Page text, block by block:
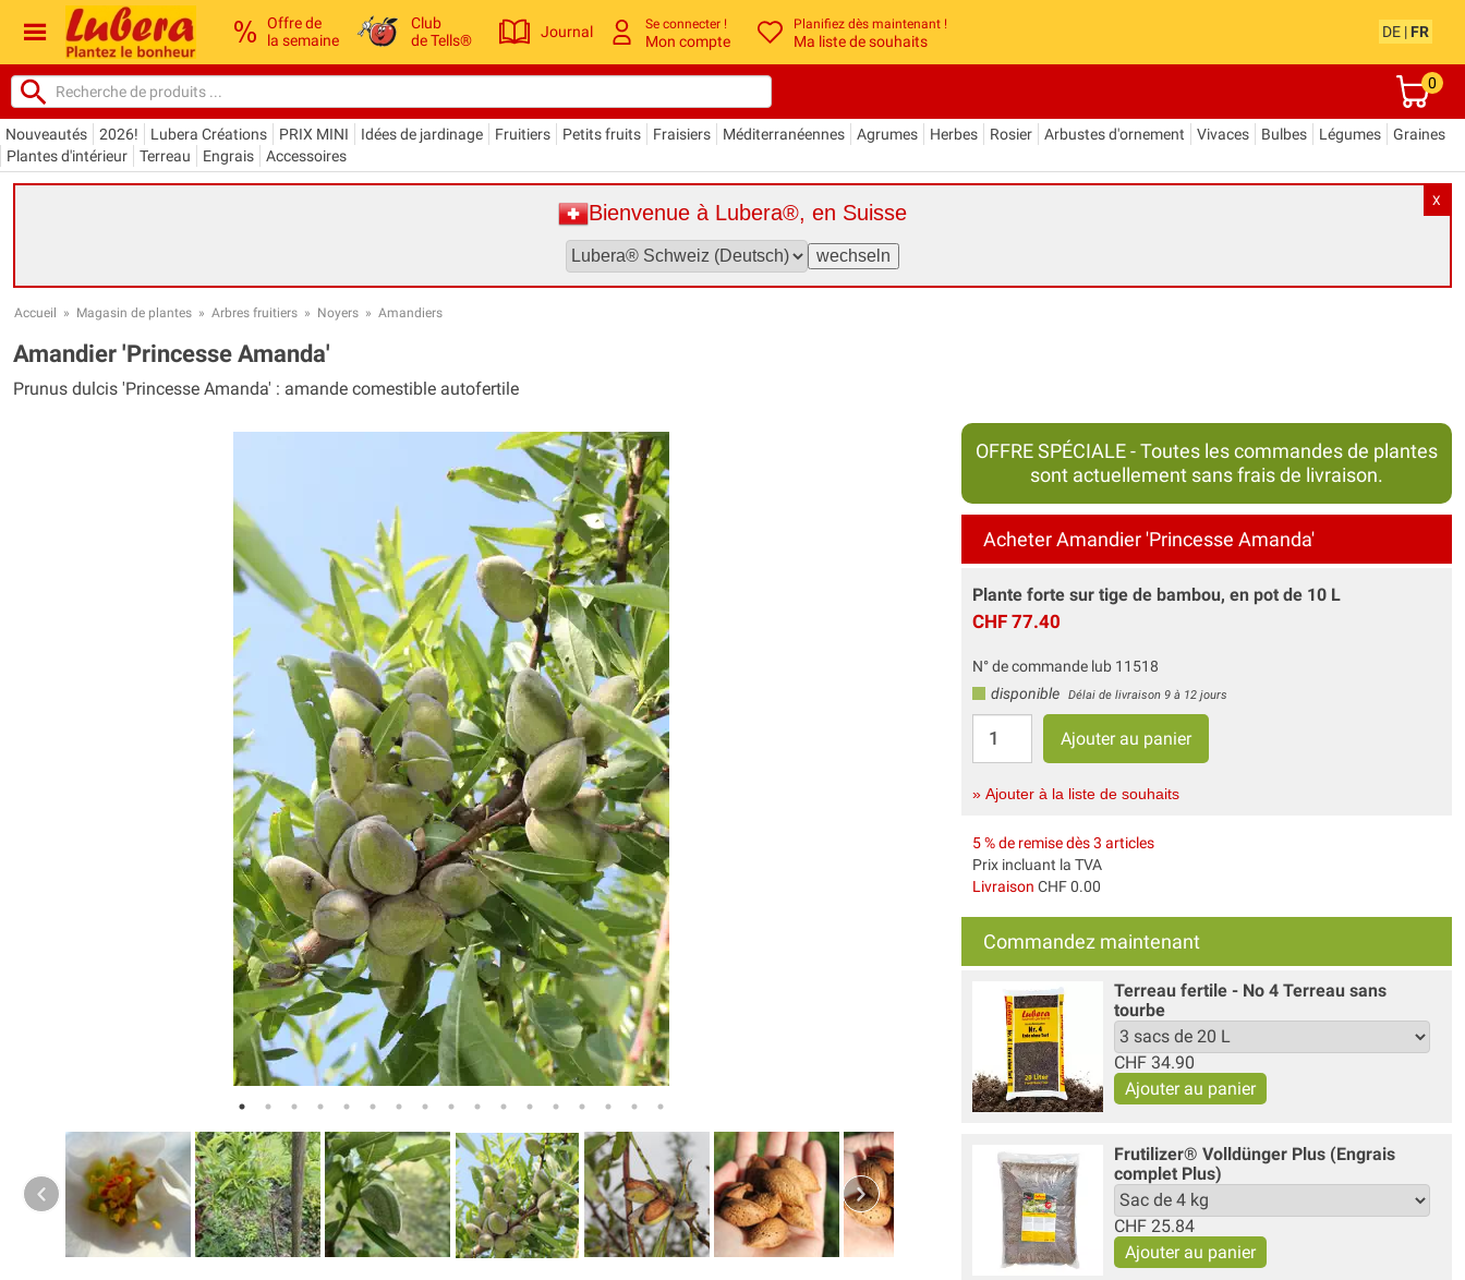
Offre de
la semaine
Club
de Tells®
Journal Se connecter !
Mon compte
Planifiez dès maintenant !
Ma liste de souhaits
DE | FR
0
Nouveautés 2026! Lubera Créations PRIX MINI Idées de jardinage Fruitiers Petits fruits Fraisiers Méditerranéennes Agrumes Herbes Rosier Arbustes d'ornement Vivaces Bulbes Légumes
Graines
Plantes d'intérieur
Terreau Engrais Accessoires
X
Bienvenue à Lubera®, en Suisse
Accueil » Magasin de plantes » Arbres fruitiers » Noyers » Amandiers
Amandier 'Princesse Amanda'
Prunus dulcis 'Princesse Amanda' : amande comestible autofertile
OFFRE SPÉCIALE - Toutes les commandes de plantes
sont actuellement sans frais de livraison.
Acheter Amandier 'Princesse Amanda'
Plante forte sur tige de bambou, en pot de 10 L
CHF 77.40
N° de commande lub 11518
disponible
Délai de livraison 9 à 12 jours
» Ajouter à la liste de souhaits
5 % de remise dès 3 articles
Prix incluant la TVA
Livraison CHF 0.00
Commandez maintenant
Terreau fertile - No 4 Terreau sans
tourbe
CHF 34.90
Frutilizer® Volldünger Plus (Engrais
complet Plus)
CHF 25.84